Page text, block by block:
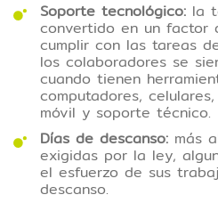
Soporte tecnológico: la
convertido en un factor
cumplir con las tareas
los colaboradores se
cuando tienen
computadores,
móvil y soporte técnico.
Días de descanso: más
exigidas por la ley,
el esfuerzo de sus
descanso.